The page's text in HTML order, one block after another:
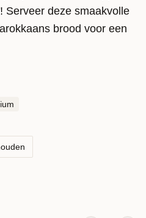
Serveer deze smaakvolle
brood voor een